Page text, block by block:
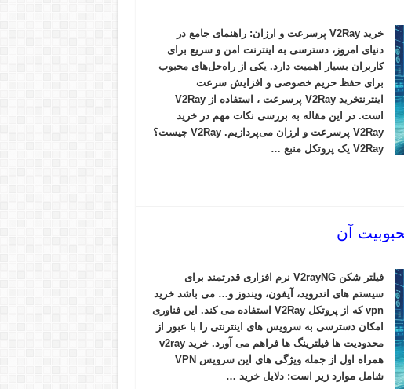
خرید V2Ray پرسرعت و ارزان: راهنمای جامع در
دنیای امروز، دسترسی به اینترنت امن و سریع برای
کاربران بسیار اهمیت دارد. یکی از راه‌حل‌های محبوب
برای حفظ حریم خصوصی و افزایش سرعت
اینترنتخرید V2Ray پرسرعت ، استفاده از V2Ray
است. در این مقاله به بررسی نکات مهم در خرید
V2Ray پرسرعت و ارزان می‌پردازیم. V2Ray چیست؟
V2Ray یک پروتکل منبع …
فیلتر شکن V2rayNG نرم افزاری قدرتمند برای
سیستم های اندروید، آیفون، ویندوز و… می باشد خرید
vpn که از پروتکل V2Ray استفاده می کند. این فناوری
امکان دسترسی به سرویس های اینترنتی را با عبور از
محدودیت ها فیلترینگ ها فراهم می آورد. خرید v2ray
همراه اول از جمله ویژگی های این سرویس VPN
شامل موارد زیر است: دلایل خرید …